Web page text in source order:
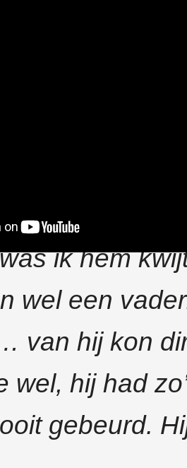
Maar ik had
ik hem
wel een
van hij kon
wel, hij had
gebeurd.